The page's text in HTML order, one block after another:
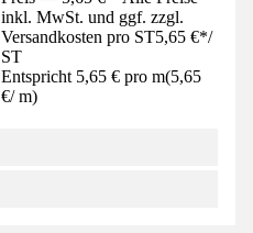
inkl. MwSt. und ggf. zzgl.
Versandkosten pro ST5,65 €*/
ST
Entspricht 5,65 € pro m(5,65
€/ m)